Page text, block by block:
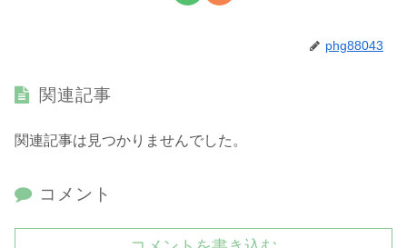
phg88043
関連記事
関連記事は見つかりませんでした。
コメント